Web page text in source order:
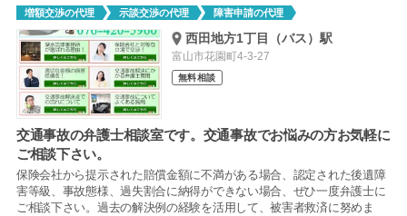
増額交渉の代理 示談交渉の代理 障害申請の代理
西田地方1丁目（バス）駅
富山市花園町4-3-27
無料相談
交通事故の弁護士相談室です。交通事故でお悩みの方お気軽に
ご相談下さい。
保険会社から提示された賠償金額に不満がある場合、認定された後遺障
害等級、事故態様、過失割合に納得ができない場合、ぜひ一度弁護士に
ご相談下さい。過去の解決例の経験を活用して、被害者救済に努めま